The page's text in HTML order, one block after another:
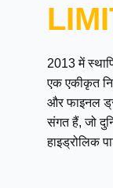
2013 में
एक एकीकृत
और फाइनल
संगत हैं, जो
हाइड्रोलिक